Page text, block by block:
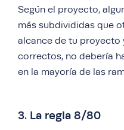
Según el proyecto,
más subdivididas que
alcance de tu proyecto
correctos, no debería
en la mayoría de las
3. La regla 8/80